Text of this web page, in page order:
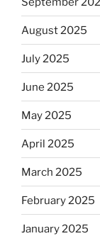
August 2025
July 2025
June 2025
May 2025
April 2025
March 2025
February 2025
January 2025